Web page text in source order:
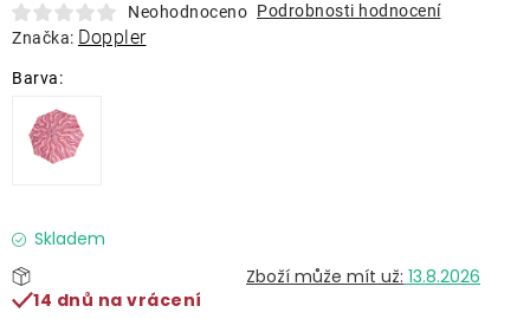
Doplňky
Kolekce
Prodávané značky
Neohodnoceno Podrobnosti hodnocení
Značka: Doppler
Skladem
13.8.2026
14 dnů na vrácení